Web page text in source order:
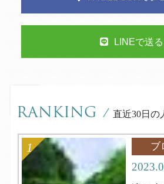
LINEで送る
RANKING / 直近30日の
ブ